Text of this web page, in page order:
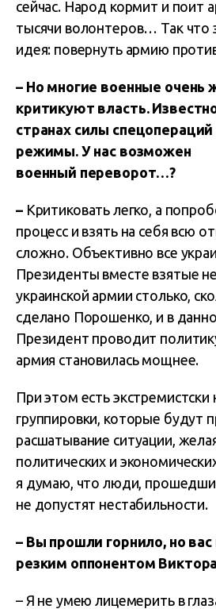
сейчас. Народ кормит и поит
тысячи волонтеров… Так что
идея: повернуть армию
– Но многие военные очень
критикуют власть.
странах силы спецопераций
режимы. У нас возможен
военный переворот…?
– Критиковать легко, а
процесс и взять на себя всю
сложно. Объективно все
Президенты вместе взятые
украинской армии столько,
сделано Порошенко, и в
Президент проводит
армия становилась мощнее.
При этом есть экстремистски
группировки, которые будут
расшатывание ситуации,
политических и
я думаю, что люди,
не допустят нестабильности.
– Вы прошли горнило, но
резким оппонентом
– Я не умею лицемерить в